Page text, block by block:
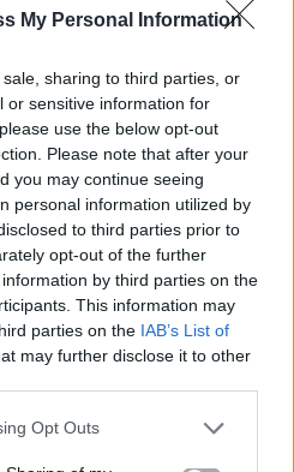
My Personal Information
sharing to third parties, or
or sensitive information for
use the below opt-out
Please note that after your
you may continue seeing
personal information utilized by
to third parties prior to
opt-out of the further
by third parties on the
This information may
parties on the IAB’s List of
may further disclose it to other
Opt Outs
τηEurovision, η
«Θεωρώ ότι θα τα πάει
θα έχει απήχηση στο
σημείωσε:«Θα
Ο Φίλιππος (FY)
να πάει, πολύ πριν το
ξεχώρισαν στοMad.gr,
το πιο αισθησιακό
«πειραματική φάση»